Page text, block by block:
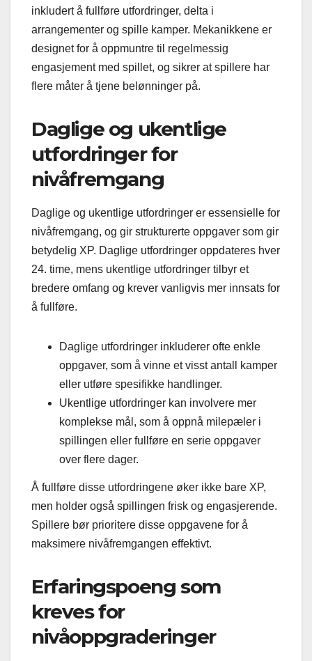
inkludert å fullføre utfordringer, delta i
arrangementer og spille kamper. Mekanikkene er
designet for å oppmuntre til regelmessig
engasjement med spillet, og sikrer at spillere har
flere måter å tjene belønninger på.
Daglige og ukentlige
utfordringer for
nivåfremgang
Daglige og ukentlige utfordringer er essensielle for
nivåfremgang, og gir strukturerte oppgaver som gir
betydelig XP. Daglige utfordringer oppdateres hver
24. time, mens ukentlige utfordringer tilbyr et
bredere omfang og krever vanligvis mer innsats for
å fullføre.
Daglige utfordringer inkluderer ofte enkle
oppgaver, som å vinne et visst antall kamper
eller utføre spesifikke handlinger.
Ukentlige utfordringer kan involvere mer
komplekse mål, som å oppnå milepæler i
spillingen eller fullføre en serie oppgaver
over flere dager.
Å fullføre disse utfordringene øker ikke bare XP,
men holder også spillingen frisk og engasjerende.
Spillere bør prioritere disse oppgavene for å
maksimere nivåfremgangen effektivt.
Erfaringspoeng som
kreves for
nivåoppgraderinger